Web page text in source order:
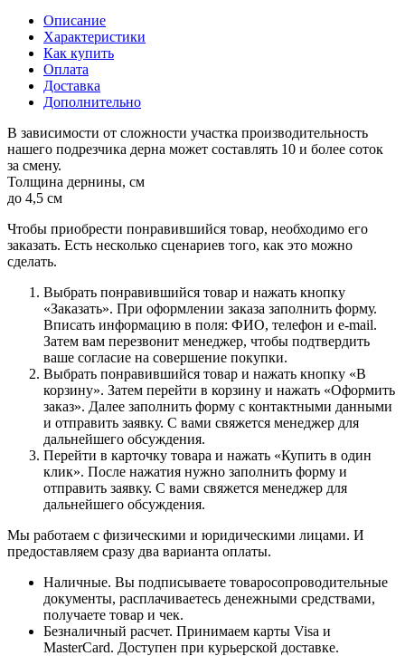
Описание
Характеристики
Как купить
Оплата
Доставка
Дополнительно
В зависимости от сложности участка производительность
нашего подрезчика дерна может составлять 10 и более соток
за смену.
Толщина дернины, см
до 4,5 см
Чтобы приобрести понравившийся товар, необходимо его
заказать. Есть несколько сценариев того, как это можно
сделать.
Выбрать понравившийся товар и нажать кнопку
«Заказать». При оформлении заказа заполнить форму.
Вписать информацию в поля: ФИО, телефон и e-mail.
Затем вам перезвонит менеджер, чтобы подтвердить
ваше согласие на совершение покупки.
Выбрать понравившийся товар и нажать кнопку «В
корзину». Затем перейти в корзину и нажать «Оформить
заказ». Далее заполнить форму с контактными данными
и отправить заявку. С вами свяжется менеджер для
дальнейшего обсуждения.
Перейти в карточку товара и нажать «Купить в один
клик». После нажатия нужно заполнить форму и
отправить заявку. С вами свяжется менеджер для
дальнейшего обсуждения.
Мы работаем с физическими и юридическими лицами. И
предоставляем сразу два варианта оплаты.
Наличные. Вы подписываете товаросопроводительные
документы, расплачиваетесь денежными средствами,
получаете товар и чек.
Безналичный расчет. Принимаем карты Visa и
MasterCard. Доступен при курьерской доставке.